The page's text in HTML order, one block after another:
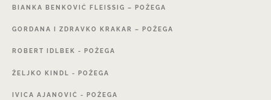
BIANKA BENKOVIĆ FLEISSIG – POŽEGA
GORDANA I ZDRAVKO KRAKAR – POŽEGA
ROBERT IDLBEK - POŽEGA
ŽELJKO KINDL - POŽEGA
IVICA AJANOVIĆ - POŽEGA